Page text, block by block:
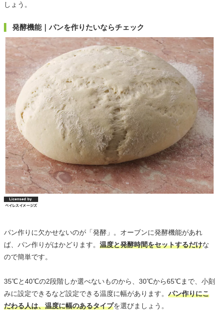
しょう。
発酵機能｜パンを作りたいならチェック
パン作りに欠かせないのが「発酵」。オーブンに発酵機能があれ
ば、パン作りがはかどります。 温度と発酵時間をセットするだけな
ので簡単です。
35℃と40℃の2段階しか選べないものから、30℃から65℃まで、小刻
みに設定できるなど設定できる温度に幅があります。 パン作りにこ
だわる人は、温度に幅のあるタイプを選びましょう。